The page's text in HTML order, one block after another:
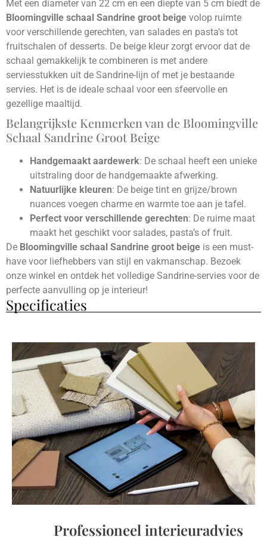
Met een diameter van 22 cm en een diepte van 5 cm biedt de
Bloomingville schaal Sandrine groot beige volop ruimte
voor verschillende gerechten, van salades en pasta’s tot
fruitschalen of desserts. De beige kleur zorgt ervoor dat de
schaal gemakkelijk te combineren is met andere
serviesstukken uit de Sandrine-lijn of met je bestaande
servies. Het is de ideale schaal voor een sfeervolle en
gezellige maaltijd.
Belangrijkste Kenmerken van de Bloomingville
Schaal Sandrine Groot Beige
Handgemaakt aardewerk: De schaal heeft een unieke
uitstraling door de handgemaakte afwerking.
Natuurlijke kleuren: De beige tint en grijze/brown
nuances voegen charme en warmte toe aan je tafel.
Perfect voor verschillende gerechten: De ruime maat
maakt het geschikt voor salades, pasta’s of fruit.
De Bloomingville schaal Sandrine groot beige is een must-
have voor liefhebbers van stijl en vakmanschap. Bezoek
onze winkel en ontdek het volledige Sandrine-servies voor de
perfecte aanvulling op je interieur!
Specificaties
Professioneel interieuradvies